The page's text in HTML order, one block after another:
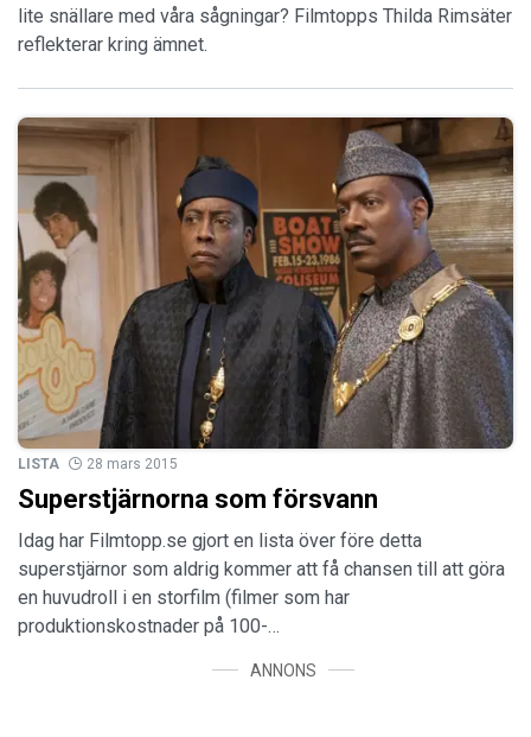
lite snällare med våra sågningar? Filmtopps Thilda Rimsäter
reflekterar kring ämnet.
LISTA 28 mars 2015
Superstjärnorna som försvann
Idag har Filmtopp.se gjort en lista över före detta
superstjärnor som aldrig kommer att få chansen till att göra
en huvudroll i en storfilm (filmer som har
produktionskostnader på 100-…
ANNONS